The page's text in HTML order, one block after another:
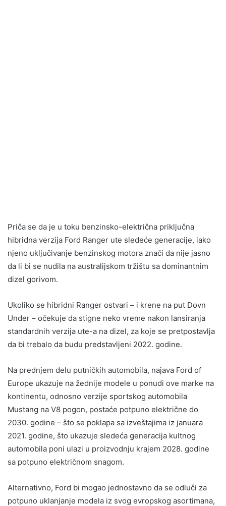
Priča se da je u toku benzinsko-električna priključna
hibridna verzija Ford Ranger ute sledeće generacije, iako
njeno uključivanje benzinskog motora znači da nije jasno
da li bi se nudila na australijskom tržištu sa dominantnim
dizel gorivom.
Ukoliko se hibridni Ranger ostvari – i krene na put Dovn
Under – očekuje da stigne neko vreme nakon lansiranja
standardnih verzija ute-a na dizel, za koje se pretpostavlja
da bi trebalo da budu predstavljeni 2022. godine.
Na prednjem delu putničkih automobila, najava Ford of
Europe ukazuje na žednije modele u ponudi ove marke na
kontinentu, odnosno verzije sportskog automobila
Mustang na V8 pogon, postaće potpuno električne do
2030. godine – što se poklapa sa izveštajima iz januara
2021. godine, što ukazuje sledeća generacija kultnog
automobila poni ulazi u proizvodnju krajem 2028. godine
sa potpuno električnom snagom.
Alternativno, Ford bi mogao jednostavno da se odluči za
potpuno uklanjanje modela iz svog evropskog asortimana,